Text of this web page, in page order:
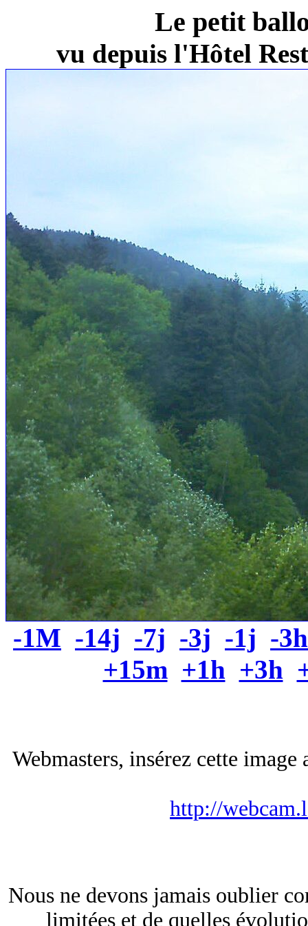
Le petit
vu depuis l'Hôtel
-1M -14j -7j -3j -1j -3h
+15m +1h +3h
Webmasters, insérez cette
http://
Nous ne devons jamais oublier
limitées et de quelles